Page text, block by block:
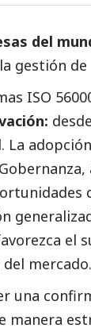
del
gestión de
ISO
La
el
mercado.
una
manera